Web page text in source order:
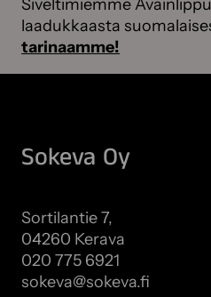
Siveltimiemme
laadukkaasta
tarinaamme!
Sokeva Oy
Sortilantie 7,
04260 Kerava
020 775 6921
sokeva@sokeva.fi